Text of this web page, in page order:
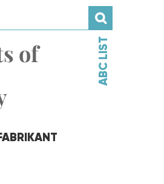
of ABC LIST